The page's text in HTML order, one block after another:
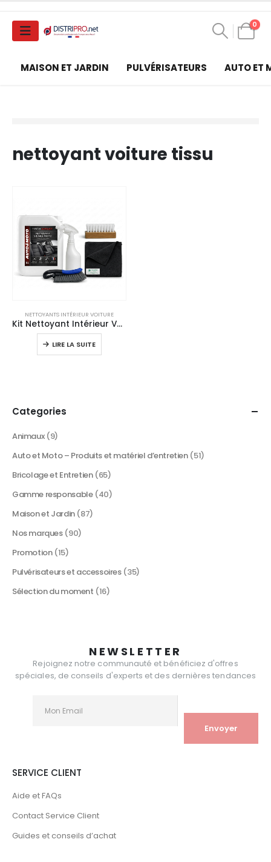
0
MAISON ET JARDIN PULVÉRISATEURS AUTO ET
nettoyant voiture tissu
NETTOYANTS INTÉRIEUR VOITURE
Kit Nettoyant Intérieur Voiture Complet – Sièges, Tapis & Moquettes
LIRE LA SUITE
Categories
Animaux (9)
Auto et Moto – Produits et matériel d’entretien (51)
Bricolage et Entretien (65)
Gamme responsable (40)
Maison et Jardin (87)
Nos marques (90)
Promotion (15)
Pulvérisateurs et accessoires (35)
Sélection du moment (16)
NEWSLETTER
Rejoignez notre communauté et bénéficiez d'offres
spéciales, de conseils d'experts et des dernières tendances
SERVICE CLIENT
Aide et FAQs
Contact Service Client
Guides et conseils d’achat